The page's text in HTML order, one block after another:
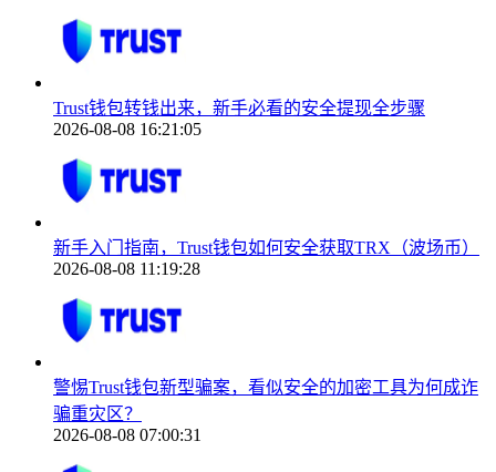
Trust钱包转钱出来，新手必看的安全提现全步骤
2026-08-08 16:21:05
新手入门指南，Trust钱包如何安全获取TRX（波场币）
2026-08-08 11:19:28
警惕Trust钱包新型骗案，看似安全的加密工具为何成诈
骗重灾区？
2026-08-08 07:00:31